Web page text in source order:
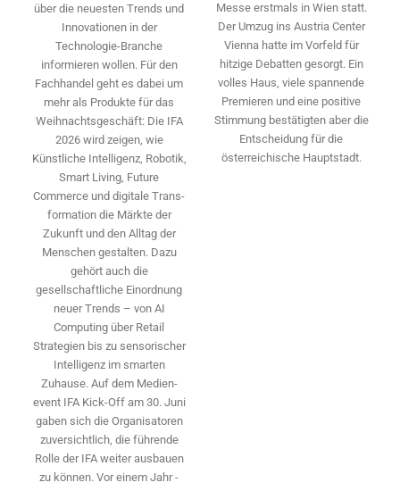
über die neuesten Trends und
Innovationen in der
Technologie-­Branche
informieren wollen. Für den
Fachhandel geht es dabei um
mehr als Produkte für das
Weihnachtsgeschäft: Die IFA
2026 wird ­zeigen, wie
Künstliche Intelligenz, Robotik,
Smart Living, Future
Commerce und digitale Trans­
formation die Märkte der
Zukunft und den Alltag der
Menschen gestalten. Dazu
gehört auch die
gesellschaftliche Einordnung
neuer Trends – von AI
Computing über Retail
Strategien bis zu sensorischer
Intelligenz im smarten
Zuhause. Auf dem Medien­
event IFA Kick-Off am 30. Juni
gaben sich die Organisatoren
zuversichtlich, die führende
Rolle der IFA weiter ausbauen
zu können. Vor einem Jahr ­
Messe erstmals in Wien statt.
Der Umzug ins Austria Center
Vienna hatte im Vorfeld für
hitzige Debatten gesorgt. Ein
volles Haus, viele spannende
Premieren und eine positive
Stimmung bestätigten aber die
Entscheidung für die
österreichische Hauptstadt.